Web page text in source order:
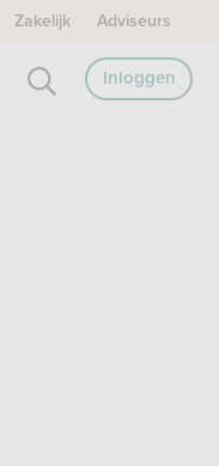
Zakelijk Adviseurs
Inloggen